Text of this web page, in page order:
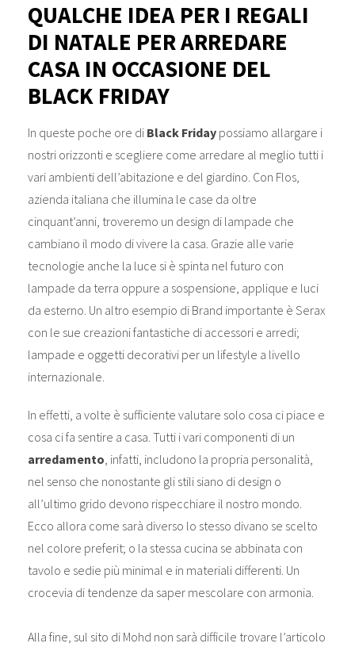
QUALCHE IDEA PER I REGALI
DI NATALE PER ARREDARE
CASA IN OCCASIONE DEL
BLACK FRIDAY
In queste poche ore di Black Fridaypossiamo allargare i
nostri orizzonti e scegliere come arredare al meglio tutti i
vari ambienti dell’abitazione e del giardino. Con Flos,
azienda italiana che illumina le case da oltre
cinquant’anni, troveremo un design di lampade che
cambiano il modo di vivere la casa. Grazie alle varie
tecnologie anche la luce si è spinta nel futuro con
lampade da terra oppure a sospensione, applique e luci
da esterno. Un altro esempio di Brand importante è Serax
con le sue creazioni fantastiche di accessori e arredi;
lampade e oggetti decorativi per un lifestyle a livello
internazionale.
In effetti, a volte è sufficiente valutare solo cosa ci piace e
cosa ci fa sentire a casa. Tutti i vari componenti di un
arredamento, infatti, includono la propria personalità,
nel senso che nonostante gli stili siano di design o
all’ultimo grido devono rispecchiare il nostro mondo.
Ecco allora come sarà diverso lo stesso divano se scelto
nel colore preferit; o la stessa cucina se abbinata con
tavolo e sedie più minimal e in materiali differenti. Un
crocevia di tendenze da saper mescolare con armonia.
Alla fine, sul sito di Mohd non sarà difficile trovare l’articolo